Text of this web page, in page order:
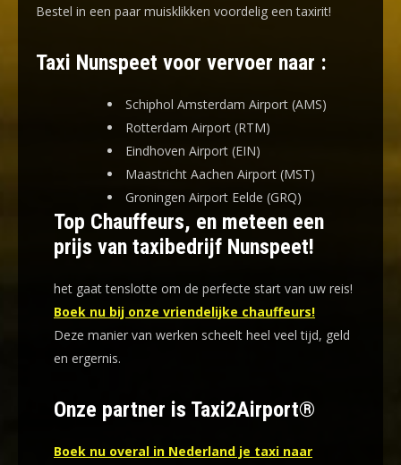
Bestel in een paar muisklikken voordelig een taxirit!
Taxi Nunspeet voor vervoer naar :
Schiphol Amsterdam Airport (AMS)
Rotterdam Airport (RTM)
Eindhoven Airport (EIN)
Maastricht Aachen Airport (MST)
Groningen Airport Eelde (GRQ)
Top Chauffeurs, en meteen een
prijs van taxibedrijf Nunspeet!
het gaat tenslotte om de perfecte start van uw reis!
Boek nu bij onze vriendelijke chauffeurs!
Deze manier van werken scheelt heel veel tijd, geld
en ergernis.
Onze partner is Taxi2Airport®
Boek nu overal in Nederland je taxi naar